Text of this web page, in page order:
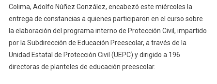
Colima
Programas
Internos
De
PC
Colima, Adolfo Núñez González, encabezó este miércoles la
entrega de constancias a quienes participaron en el curso sobre
la elaboración del programa interno de Protección Civil, impartido
por la Subdirección de Educación Preescolar, a través de la
Unidad Estatal de Protección Civil (UEPC) y dirigido a 196
directoras de planteles de educación preescolar.